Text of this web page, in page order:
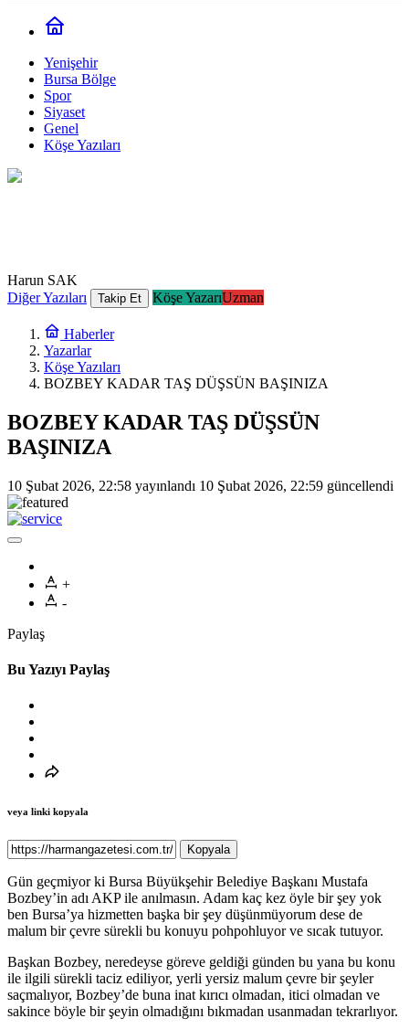
Yenişehir
Bursa Bölge
Spor
Siyaset
Genel
Köşe Yazıları
Harun SAK
Diğer Yazıları
Takip Et Köşe YazarıUzman
Haberler
Yazarlar
Köşe Yazıları
BOZBEY KADAR TAŞ DÜŞSÜN BAŞINIZA
BOZBEY KADAR TAŞ DÜŞSÜN
BAŞINIZA
10 Şubat 2026, 22:58 yayınlandı 10 Şubat 2026, 22:59 güncellendi
+
-
Paylaş
Bu Yazıyı Paylaş
veya linki kopyala
Kopyala
Gün geçmiyor ki Bursa Büyükşehir Belediye Başkanı Mustafa
Bozbey’in adı AKP ile anılmasın. Adam kaç kez öyle bir şey yok
ben Bursa’ya hizmetten başka bir şey düşünmüyorum dese de
malum bir çevre sürekli bu konuyu pohpohluyor ve sıcak tutuyor.
Başkan Bozbey, neredeyse göreve geldiği günden bu yana bu konu
ile ilgili sürekli taciz ediliyor, yerli yersiz malum çevre bir şeyler
saçmalıyor, Bozbey’de buna inat kırıcı olmadan, itici olmadan ve
sakince böyle bir şeyin olmadığını bıkmadan usanmadan tekrarlıyor.